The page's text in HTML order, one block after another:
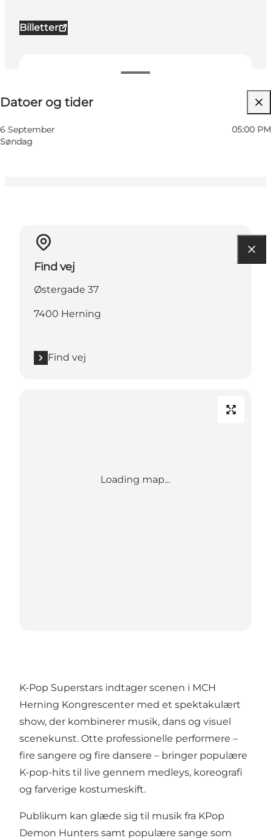
Billetter
Datoer og tider
6 September
Søndag
05:00 PM
Besøg hjemmeside
Mig selv, Min partner, Venner, Børn
Find vej
Østergade 37
7400 Herning
Find vej
Loading map...
K-Pop Superstars indtager scenen i MCH
Herning Kongrescenter med et spektakulært
show, der kombinerer musik, dans og visuel
scenekunst. Otte professionelle performere –
fire sangere og fire dansere – bringer populære
K-pop-hits til live gennem medleys, koreografi
og farverige kostumeskift.
Publikum kan glæde sig til musik fra KPop
Demon Hunters samt populære sange som